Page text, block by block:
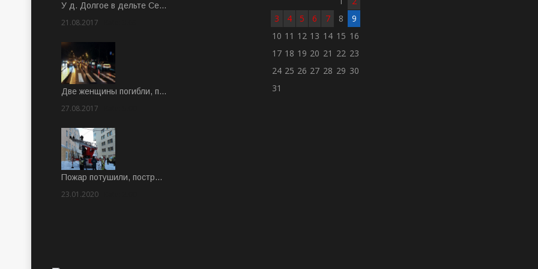
У д. Долгое в дельте Се…
21.08.2017
Две женщины погибли, п…
27.08.2017
Пожар потушили, постр…
23.01.2020
3
4 5 6 7 8
9
10 11 12 13 14 15 16
17 18 19 20 21 22 23
24 25 26 27 28 29 30
31